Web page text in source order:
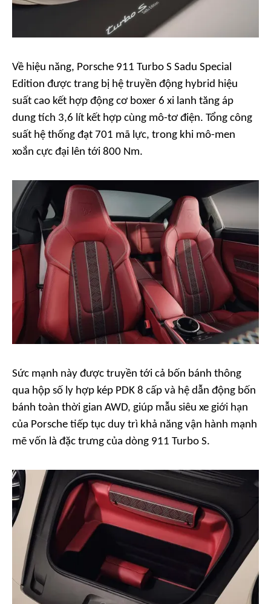
Về hiệu năng, Porsche 911 Turbo S Sadu Special
Edition được trang bị hệ truyền động hybrid hiệu
suất cao kết hợp động cơ boxer 6 xi lanh tăng áp
dung tích 3,6 lít kết hợp cùng mô-tơ điện. Tổng công
suất hệ thống đạt 701 mã lực, trong khi mô-men
xoắn cực đại lên tới 800 Nm.
Sức mạnh này được truyền tới cả bốn bánh thông
qua hộp số ly hợp kép PDK 8 cấp và hệ dẫn động bốn
bánh toàn thời gian AWD, giúp mẫu siêu xe giới hạn
của Porsche tiếp tục duy trì khả năng vận hành mạnh
mẽ vốn là đặc trưng của dòng 911 Turbo S.